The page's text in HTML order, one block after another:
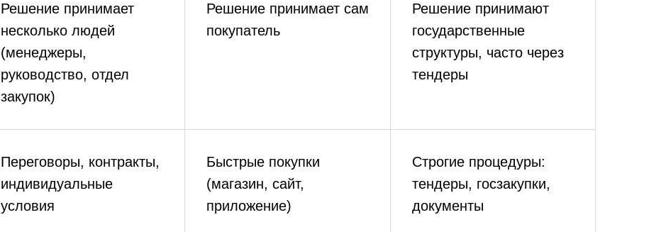
Решение принимает
несколько людей
(менеджеры,
руководство, отдел
закупок)
Решение принимает сам
покупатель
Решение принимают
государственные
структуры, часто через
тендеры
Переговоры, контракты,
индивидуальные
условия
Быстрые покупки
(магазин, сайт,
приложение)
Строгие процедуры:
тендеры, госзакупки,
документы